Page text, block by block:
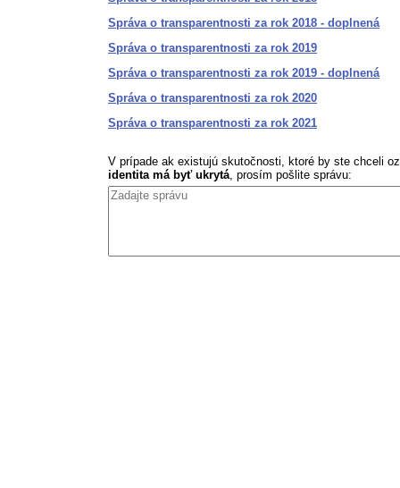
Správa o transparentnosti za rok 2018 - doplnená
Správa o transparentnosti za rok 2019
Správa o transparentnosti za rok 2019 - doplnená
Správa o transparentnosti za rok 2020
Správa o transparentnosti za rok 2021
V prípade ak existujú skutočnosti, ktoré by ste chceli
identita má byť ukrytá, prosím pošlite správu: